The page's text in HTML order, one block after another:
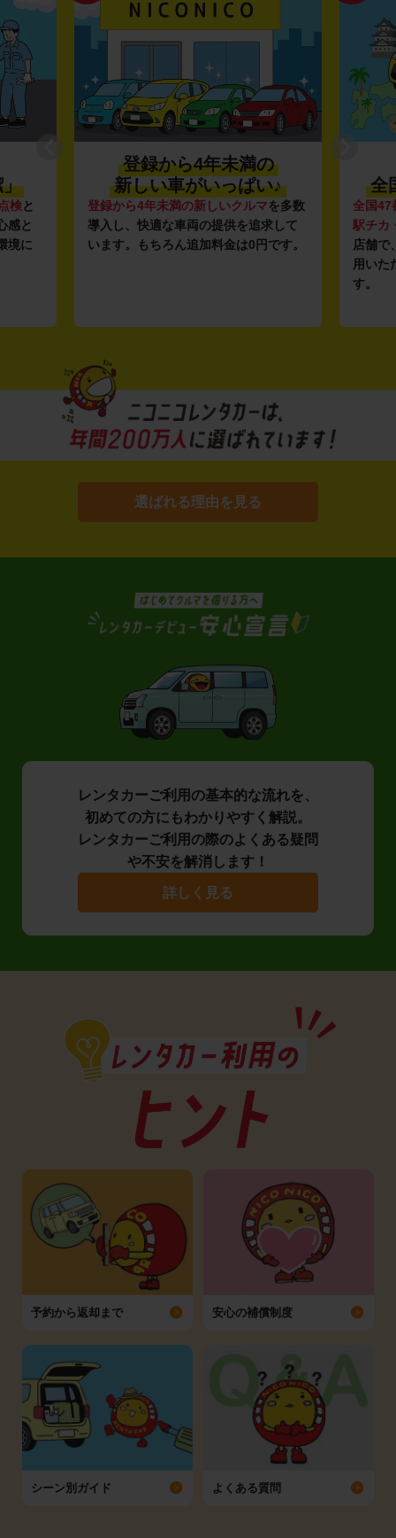
」
検と
感と
境に
登録から4年未満の
新しい車がいっぱい♪
登録から4年未満の新しいクルマを多数
導入し、快適な車両の提供を追求して
います。もちろん追加料金は0円です。
全
全国47
駅チカ
店舗で
用いた
す。
選ばれる理由を見る
レンタカーご利用の基本的な流れを、
初めての方にもわかりやすく解説。
レンタカーご利用の際のよくある疑問
や不安を解消します！
詳しく見る
予約から返却まで 安心の補償制度
シーン別ガイド よくある質問